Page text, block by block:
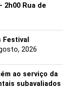
Social do Alto
e também
José Régio e
por
de Portalegre
de um futuro
2h00 Rua de
2026
ao serviço da
subavaliados